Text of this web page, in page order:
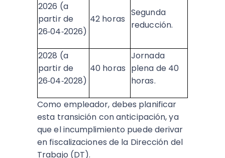
2026 (a
partir de
26‑04‑2026)
42 horas
Segunda
reducción.
2028 (a
partir de
26‑04‑2028)
40 horas
Jornada
plena de 40
horas.
Como empleador, debes planificar
esta transición con anticipación, ya
que el incumplimiento puede derivar
en fiscalizaciones de la Dirección del
Trabajo (DT).